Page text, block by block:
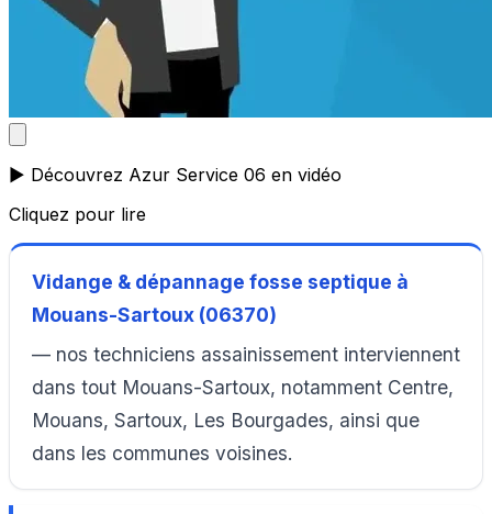
▶️ Découvrez Azur Service 06 en vidéo
Cliquez pour lire
Vidange & dépannage fosse septique à
Mouans-Sartoux (06370)
— nos techniciens assainissement interviennent
dans tout Mouans-Sartoux, notamment Centre,
Mouans, Sartoux, Les Bourgades, ainsi que
dans les communes voisines.